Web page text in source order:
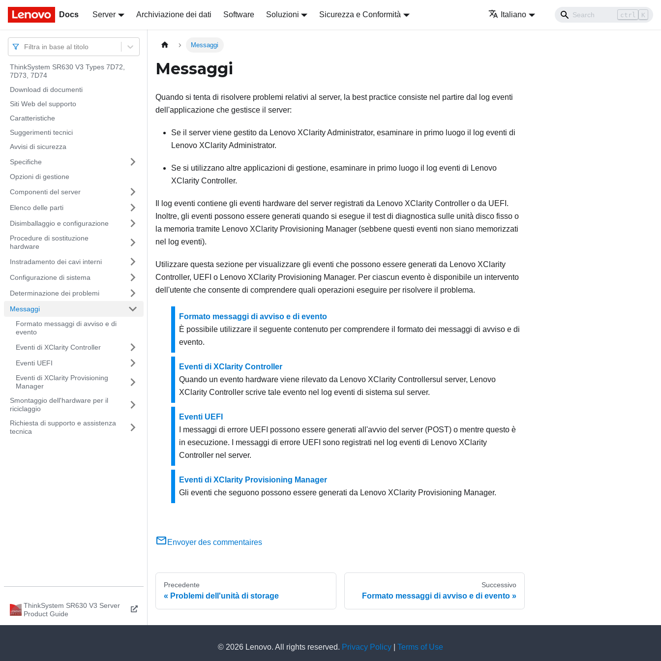
Docs Server Archiviazione dei dati Software Soluzioni Sicurezza e Conformità Italiano ctrl K
Docs
Filtra in base al titolo
ThinkSystem SR630 V3 Types 7D72,
7D73, 7D74
Download di documenti
Siti Web del supporto
Caratteristiche
Suggerimenti tecnici
Avvisi di sicurezza
Specifiche
Opzioni di gestione
Componenti del server
Elenco delle parti
Disimballaggio e configurazione
Procedure di sostituzione
hardware
Instradamento dei cavi interni
Configurazione di sistema
Determinazione dei problemi
Messaggi
Formato messaggi di avviso e di
evento
Eventi di XClarity Controller
Eventi UEFI
Eventi di XClarity Provisioning
Manager
Smontaggio dell'hardware per il
riciclaggio
Richiesta di supporto e assistenza
tecnica
ThinkSystem SR630 V3 Server
Product Guide
Messaggi
Messaggi
Quando si tenta di risolvere problemi relativi al server, la best practice consiste nel partire dal log eventi
dell'applicazione che gestisce il server:
Se il server viene gestito da Lenovo XClarity Administrator, esaminare in primo luogo il log eventi di
Lenovo XClarity Administrator.
Se si utilizzano altre applicazioni di gestione, esaminare in primo luogo il log eventi di Lenovo
XClarity Controller.
Il log eventi contiene gli eventi hardware del server registrati da Lenovo XClarity Controller o da UEFI.
Inoltre, gli eventi possono essere generati quando si esegue il test di diagnostica sulle unità disco fisso o
la memoria tramite Lenovo XClarity Provisioning Manager (sebbene questi eventi non siano memorizzati
nel log eventi).
Utilizzare questa sezione per visualizzare gli eventi che possono essere generati da Lenovo XClarity
Controller, UEFI o Lenovo XClarity Provisioning Manager. Per ciascun evento è disponibile un intervento
dell'utente che consente di comprendere quali operazioni eseguire per risolvere il problema.
Formato messaggi di avviso e di evento
È possibile utilizzare il seguente contenuto per comprendere il formato dei messaggi di avviso e di
evento.
Eventi di XClarity Controller
Quando un evento hardware viene rilevato da Lenovo XClarity Controllersul server, Lenovo
XClarity Controller scrive tale evento nel log eventi di sistema sul server.
Eventi UEFI
I messaggi di errore UEFI possono essere generati all'avvio del server (POST) o mentre questo è
in esecuzione. I messaggi di errore UEFI sono registrati nel log eventi di Lenovo XClarity
Controller nel server.
Eventi di XClarity Provisioning Manager
Gli eventi che seguono possono essere generati da Lenovo XClarity Provisioning Manager.
Envoyer des commentaires
Precedente
Problemi dell'unità di storage
Successivo
Formato messaggi di avviso e di evento
© 2026 Lenovo. All rights reserved. Privacy Policy Terms of Use